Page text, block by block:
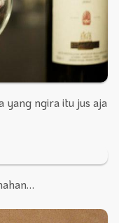
yang ngira itu jus aja